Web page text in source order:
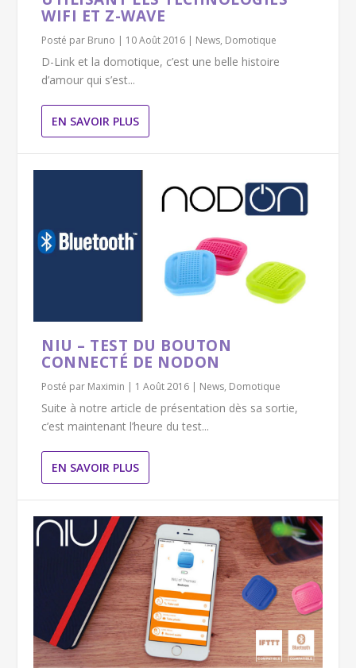
WIFI ET Z-WAVE
Posté par Bruno | 10 Août 2016 | News, Domotique
D-Link et la domotique, c’est une belle histoire
d’amour qui s’est...
EN SAVOIR PLUS
NIU – TEST DU BOUTON
CONNECTÉ DE NODON
Posté par Maximin | 1 Août 2016 | News, Domotique
Suite à notre article de présentation dès sa sortie,
c’est maintenant l’heure du test...
EN SAVOIR PLUS